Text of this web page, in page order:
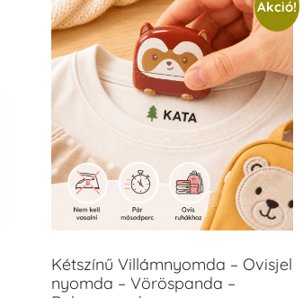
Akció!
Kétszínű Villámnyomda – Ovisjel
nyomda – Vöröspanda –